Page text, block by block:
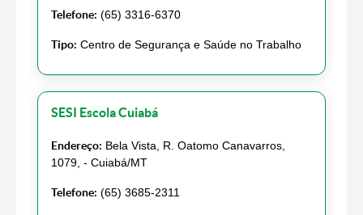
Telefone: (65) 3316-6370
Tipo: Centro de Segurança e Saúde no Trabalho
SESI Escola Cuiabá
Endereço: Bela Vista, R. Oatomo Canavarros,
1079, - Cuiabá/MT
Telefone: (65) 3685-2311